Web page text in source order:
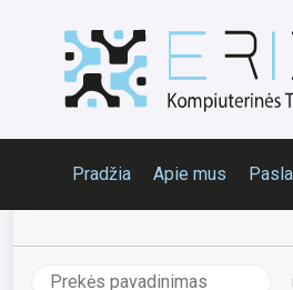
Pradžia Apie mus
Ieškoti: